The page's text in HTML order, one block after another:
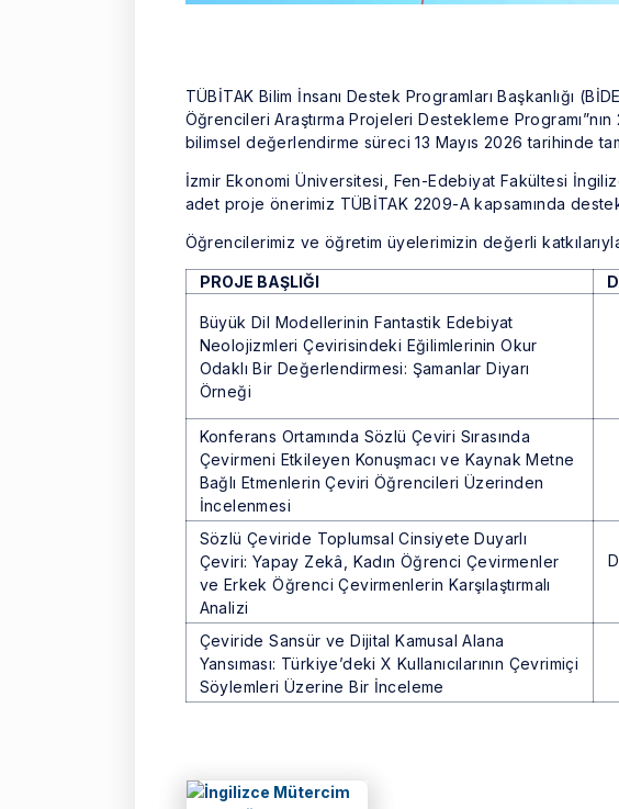
TÜBİTAK Bilim İnsanı Destek Programları Başkanlığı
Öğrencileri Araştırma Projeleri Destekleme Programı”nın
bilimsel değerlendirme süreci 13 Mayıs 2026 tarihinde
İzmir Ekonomi Üniversitesi, Fen-Edebiyat Fakültesi
adet proje önerimiz TÜBİTAK 2209-A kapsamında destek
Öğrencilerimiz ve öğretim üyelerimizin değerli
PROJE BAŞLIĞI
Büyük Dil Modellerinin Fantastik Edebiyat
Neolojizmleri Çevirisindeki Eğilimlerinin Okur
Odaklı Bir Değerlendirmesi: Şamanlar Diyarı
Örneği
Konferans Ortamında Sözlü Çeviri Sırasında
Çevirmeni Etkileyen Konuşmacı ve Kaynak Metne
Bağlı Etmenlerin Çeviri Öğrencileri Üzerinden
İncelenmesi
Sözlü Çeviride Toplumsal Cinsiyete Duyarlı
Çeviri: Yapay Zekâ, Kadın Öğrenci Çevirmenler
ve Erkek Öğrenci Çevirmenlerin Karşılaştırmalı
Analizi
Çeviride Sansür ve Dijital Kamusal Alana
Yansıması: Türkiye’deki X Kullanıcılarının Çevrimiçi
Söylemleri Üzerine Bir İnceleme